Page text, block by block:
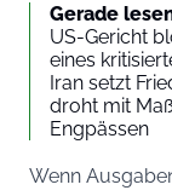
Gerade
US-Gericht
eines
Iran setzt
droht mit
Engpässen
Wenn